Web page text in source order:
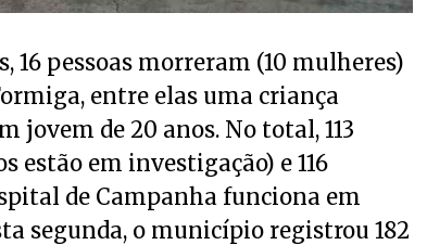
16 pessoas morreram (10 mulheres)
entre elas uma criança
jovem de 20 anos. No total, 113
estão em investigação) e 116
de Campanha funciona em
segunda, o município registrou 182